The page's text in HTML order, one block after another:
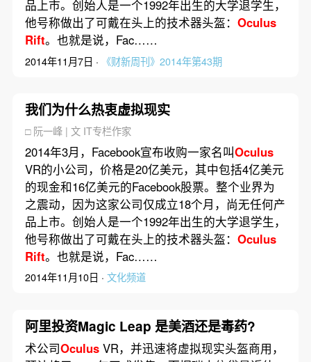
品上市。创始人是一个1992年出生的大学退学生，
他号称做出了可戴在头上的技术器头盔： Oculus
Rift。也就是说，Fac……
2014年11月7日 · 《财新周刊》2014年第43期
我们为什么热衷虚拟现实
□ 阮一峰 | 文 IT专栏作家
2014年3月，Facebook宣布收购一家名叫Oculus
VR的小公司，价格是20亿美元，其中包括4亿美元
的现金和16亿美元的Facebook股票。整个业界为
之震动，因为这家公司仅成立18个月，尚无任何产
品上市。创始人是一个1992年出生的大学退学生，
他号称做出了可戴在头上的技术器头盔： Oculus
Rift。也就是说，Fac……
2014年11月10日 · 文化频道
阿里投资Magic Leap 是美酒还是毒药?
术公司OculusVR，并迅速将虚拟现实头盔商用，